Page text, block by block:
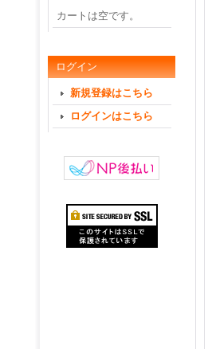
カートは空です。
ログイン
新規登録はこちら
ログインはこちら